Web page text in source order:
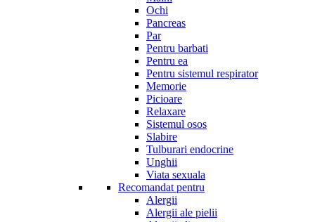
Ochi
Pancreas
Par
Pentru barbati
Pentru ea
Pentru sistemul respirator
Memorie
Picioare
Relaxare
Sistemul osos
Slabire
Tulburari endocrine
Unghii
Viata sexuala
Recomandat pentru
Alergii
Alergii ale pielii